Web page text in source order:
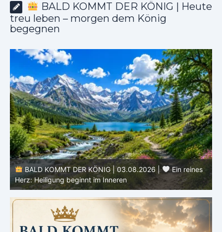
BALD KOMMT DER KÖNIG | Heute
treu leben – morgen dem König
begegnen
DER KÖNIG | 03.08.2026 |
Ein reines
im Inneren
BALD KOMMT
ähnlicher werden: